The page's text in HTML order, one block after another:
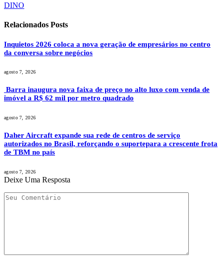
DINO
Relacionados Posts
Inquietos 2026 coloca a nova geração de empresários no centro
da conversa sobre negócios
agosto 7, 2026
Barra inaugura nova faixa de preço no alto luxo com venda de
imóvel a R$ 62 mil por metro quadrado
agosto 7, 2026
Daher Aircraft expande sua rede de centros de serviço
autorizados no Brasil, reforçando o suportepara a crescente frota
de TBM no país
agosto 7, 2026
Deixe Uma Resposta